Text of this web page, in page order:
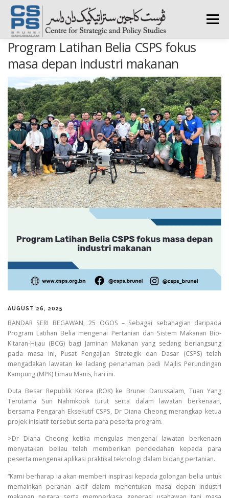
Skip
content
Menu
HOME ABOUT CSPS RESEARCH AREAS
PUBLICATIONS SURVEY TRAININGS BFI
PRESS ROOM
Program Latihan Belia CSPS fokus
masa depan industri makanan
AUGUST 26, 2025
BANDAR SERI BEGAWAN, 25 OGOS – Sebagai sebahagian daripada
Program Latihan Belia mengenai Pertanian dan Sistem Makanan Bio-
Kitaran-Hijau (BCG) bagi Jaminan Makanan yang sedang berlangsung
pada masa ini, Pusat Pengajian Strategik dan Dasar (CSPS) telah
mengadakan lawatan ke ladang penanaman padi Majlis Perundingan
Kampung (MPK) Limau Manis, hari ini.
Duta Besar Republik Korea (ROK) ke Brunei Darussalam, Tuan Yang
Terutama Sun Nahmkook turut serta dalam lawatan berkenaan,
bersama Pengarah Eksekutif CSPS, Dr Diana Cheong merangkap ketua
projek inisiatif tersebut serta para peserta program.
>Dr Diana Cheong ketika mengulas mengenai lawatan berkenaan
menyatakan beliau telah memberikan pendedahan kepada para
peserta mengenai aplikasi praktikal teknologi dalam bidang pertanian.
“Kami berharap ia akan memberi inspirasi kepada golongan belia untuk
memainkan peranan aktif dalam menentukan masa depan industri